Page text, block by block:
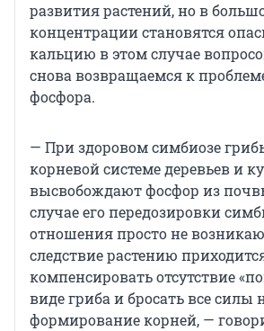
развития растений, но в
концентрации становятся
кальцию в этом случае
снова возвращаемся к
фосфора.
— При здоровом симбиозе
корневой системе деревьев и
высвобождают фосфор из
случае его передозировки
отношения просто не
следствие растению
компенсировать отсутствие
виде гриба и бросать все силы
формирование корней, —